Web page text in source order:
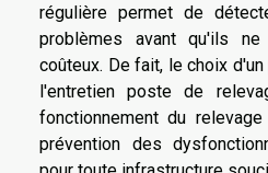
régulière permet de
problèmes avant qu'ils
coûteux. De fait, le choix
l'entretien poste de
fonctionnement du
prévention des